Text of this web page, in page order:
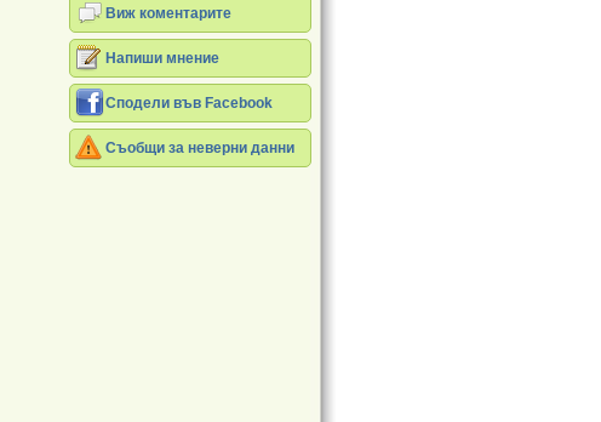
Виж коментарите
Напиши мнение
Сподели във Facebook
Съобщи за неверни данни